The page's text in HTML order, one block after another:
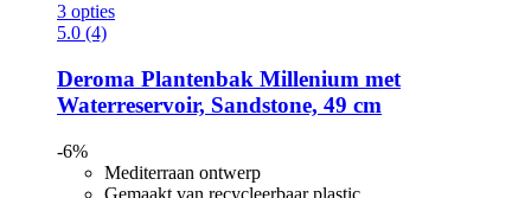
3 opties
5.0 (4)
Deroma Plantenbak Millenium met
Waterreservoir, Sandstone, 49 cm
-6%
Mediterraan ontwerp
Gemaakt van recycleerbaar plastic